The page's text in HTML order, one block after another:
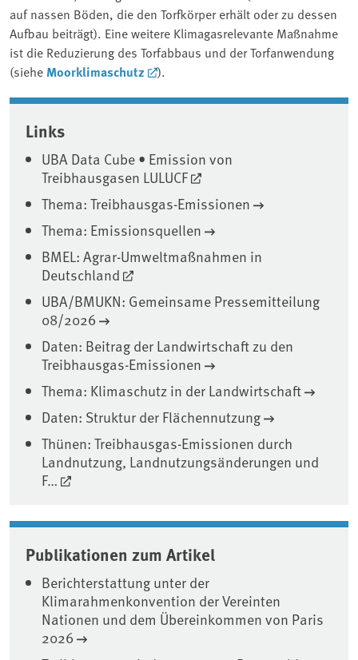
auf nassen Böden, die den Torfkörper erhält oder zu dessen
Aufbau beiträgt). Eine weitere Klimagasrelevante Maßnahme
ist die Reduzierung des Torfabbaus und der Torfanwendung
(siehe Moorklimaschutz ).
Associated content
Links
UBA Data Cube • Emission von
Treibhausgasen LULUCF
Thema: Treibhausgas-Emissionen
Thema: Emissionsquellen
BMEL: Agrar-Umweltmaßnahmen in
Deutschland
UBA/BMUKN: Gemeinsame Pressemitteilung
08/2026
Daten: Beitrag der Landwirtschaft zu den
Treibhausgas-Emissionen
Thema: Klimaschutz in der Landwirtschaft
Daten: Struktur der Flächennutzung
Thünen: Treibhausgas-Emissionen durch
Landnutzung, Landnutzungsänderungen und
F…
Publikationen zum Artikel
Berichterstattung unter der
Klimarahmenkonvention der Vereinten
Nationen und dem Übereinkommen von Paris
2026